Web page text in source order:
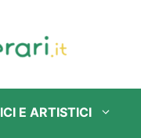
E ARTISTICI